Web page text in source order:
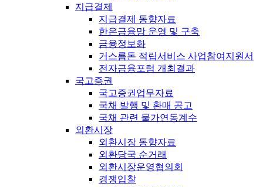
지급결제
지급결제 동향자료
한은금융망 운영 및 구축
금융정보화
거스름돈 적립서비스 사업참여지원서
전자금융포럼 개최결과
국고증권
국고증권업무자료
국채 발행 및 환매 공고
국채 관련 물가연동계수
외환시장
외환시장 동향자료
외환당국 순거래
외환시장운영협의회
경쟁입찰